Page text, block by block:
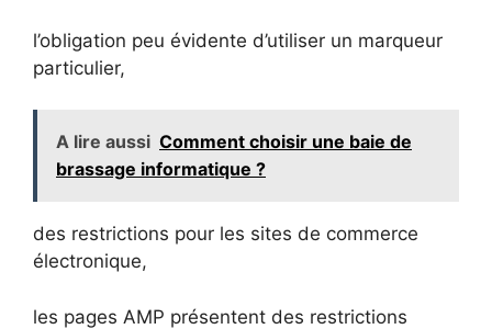
l’obligation peu évidente d’utiliser un marqueur
particulier,
A lire aussi Comment choisir une baie de
brassage informatique ?
des restrictions pour les sites de commerce
électronique,
les pages AMP présentent des restrictions